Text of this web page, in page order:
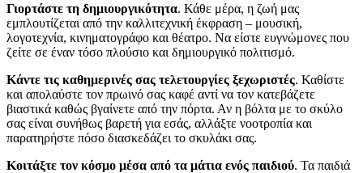
Γιορτάστε τη δημιουργικότητα. Κάθε μέρα, η ζωή μας
εμπλουτίζεται από την καλλιτεχνική έκφραση – μουσική,
λογοτεχνία, κινηματογράφο και θέατρο. Να είστε ευγνώμονες που
ζείτε σε έναν τόσο πλούσιο και δημιουργικό πολιτισμό.
Κάντε τις καθημερινές σας τελετουργίες ξεχωριστές. Καθίστε
και απολαύστε τον πρωινό σας καφέ αντί να τον κατεβάζετε
βιαστικά καθώς βγαίνετε από την πόρτα. Αν η βόλτα με το σκύλο
σας είναι συνήθως βαρετή για εσάς, αλλάξτε νοοτροπία και
παρατηρήστε πόσο διασκεδάζει το σκυλάκι σας.
Κοιτάξτε τον κόσμο μέσα από τα μάτια ενός παιδιού. Τα παιδιά